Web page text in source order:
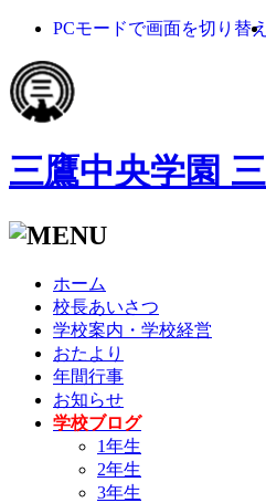
PCモードで画面を切り替え
三鷹中央学園
ホーム
校長あいさつ
学校案内・学校経営
おたより
年間行事
お知らせ
学校ブログ
1年生
2年生
3年生